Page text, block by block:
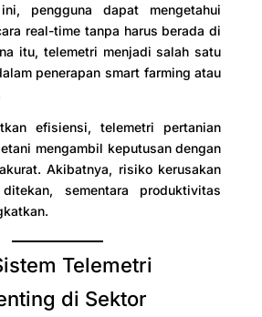
pengguna dapat mengetahui
real-time tanpa harus berada di
itu, telemetri menjadi salah satu
penerapan smart farming atau
efisiensi, telemetri pertanian
mengambil keputusan dengan
Akibatnya, risiko kerusakan
sementara produktivitas
Telemetri
di Sektor